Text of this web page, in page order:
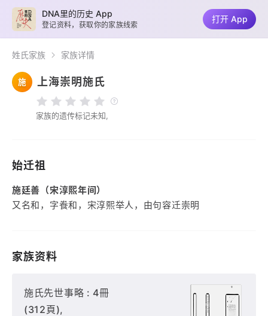
姓氏家族 家族详情
施 上海崇明施氏
家族的遗传标记未知,
始迁祖
施廷善（宋淳熙年间）
又名和，字飬和，宋淳熙举人，由句容迁崇明
家族资料
施氏先世事略 : 4冊
(312頁),
DNA里的历史 App
登记资料，获取你的家族线索
打开 App